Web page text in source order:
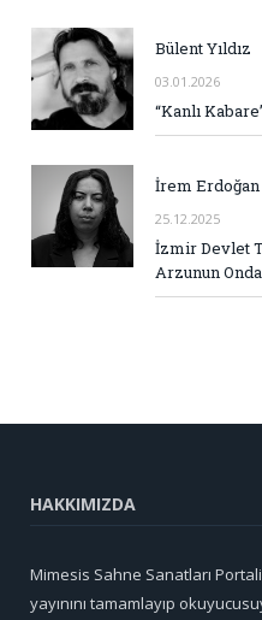
Bülent Yıldız
03.01.2026
“Kanlı
İrem Erdoğan
25.12.2025
İzmir Devlet
Arzunun
HAKKIMIZDA
Mimesis Sahne Sanatları Portali
yayınını tamamlayıp